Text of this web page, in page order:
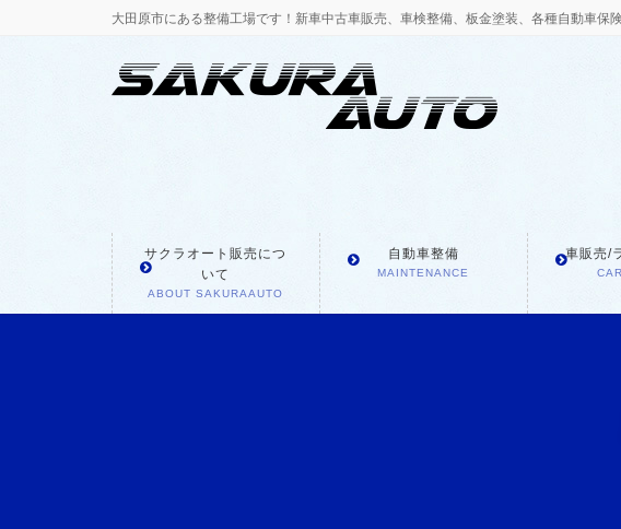
大田原市にある整備工場です！新車中古車販売、車検整備、板金塗装、各種自動車保
サクラオート販売につ
いて
ABOUT SAKURAAUTO
自動車整備
MAINTENANCE
車販売/